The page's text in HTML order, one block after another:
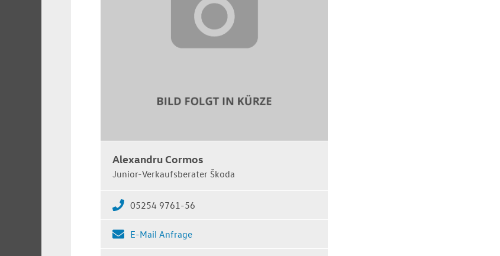
Alexandru Cormos
Junior-Verkaufsberater Škoda
05254 9761-56
E-Mail Anfrage